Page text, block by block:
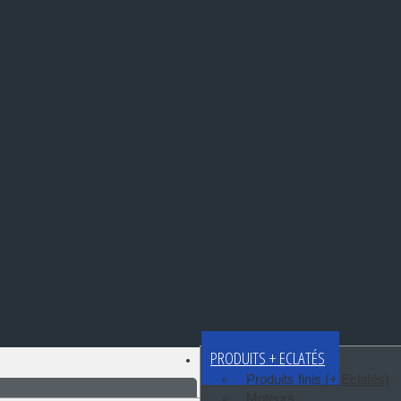
PRODUITS + ECLATÉS
Produits finis (+ Eclatés)